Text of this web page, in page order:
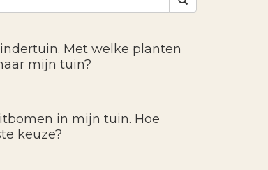
Met welke planten
mijn tuin?
in mijn tuin. Hoe
keuze?